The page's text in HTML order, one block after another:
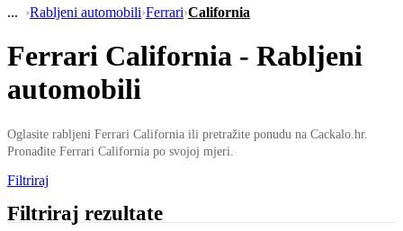
›Rabljeni automobili›Ferrari›California
Ferrari California - Rabljeni
automobili
Oglasite rabljeni Ferrari California ili pretražite ponudu na Cackalo.hr.
Pronađite Ferrari California po svojoj mjeri.
Filtriraj
Filtriraj rezultate